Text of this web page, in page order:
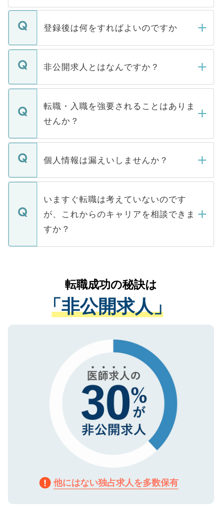
登録後は何をすればよいのですか
ご登録いただきましたら、弊社担当者がご
登録内容を確認し、その後メールもしくは
ます。通常、5営業日以内にはご連絡をせて
いただきますので、しばらくお待ちくださ
非公開求人とはなんですか？
マイナビDOCTORで取り扱っている求人の
うち約3割は、Webサイトからご覧いただ
けない「非公開求人」です。非公開求人は
下記の理由によって、一般には公開してい
ません。
■応募殺到を避けるため 人気のある医療機
関を公にしてしまうと、応募が殺到する場
に、医療機関が求める条件に合った人材の
みを人材紹介会社に依頼するケースが増え
ています。
転職・入職を強要されることはありま
せんか？
転職・入職を強要することは一切ありませ
ん。また、仮に応募先から内定をいただい
定を承諾する必要はありません。内定先へ
の辞退の連絡はキャリアパートナーが行い
個人情報は漏えいしませんか？
個人情報が漏えいすることはありませんの
で、ご安心ください。当サイトからの登録
などで収集したご登録者様の個人情報は、
ご本人のキャリアアップおよび転職活動の
支援を目的に使用いたします。お預かりし
ているすべての個人データはご本人の許可
は、個人情報の取り扱いについての厳密な
管理基準を満たした事業者のみに付与され
る、プライバシーマークを取得済みです。
で、機密保持に関してもご安心ください。
いますぐ転職は考えていないのです
が、これからのキャリアを相談できま
すか？
かがいして、現在の医療機関の状況や紹介
経験をまじえながら、適切なアドバイスを
させていただきます。すぐにご転職をされ
ない方には、長期的なサポートが可能です
ので、まずはご登録ください。
転職成功の秘訣は
「非公開求人」
他にはない独占求人を多数保有